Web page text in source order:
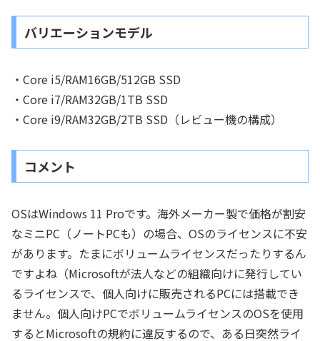
バリエーションモデル
・Core i5/RAM16GB/512GB SSD
・Core i7/RAM32GB/1TB SSD
・Core i9/RAM32GB/2TB SSD（レビュー機の構成）
コメント
OSはWindows 11 Proです。海外メーカー製で価格が割安
なミニPC（ノートPCも）の場合、OSのライセンスに不安
があります。たまにボリュームライセンスだったりするん
ですよね（Microsoftが法人などの組織向けに発行してい
るライセンスで、個人向けに販売されるPCには搭載でき
ません。個人向けPCでボリュームライセンスのOSを使用
するとMicrosoftの規約に違反するので、ある日突然ライ